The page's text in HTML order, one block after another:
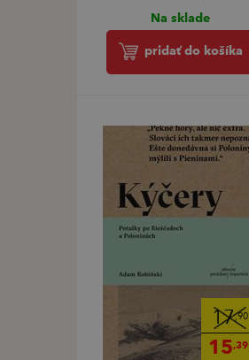
Na sklade
pridať do košíka
17,90
15,39